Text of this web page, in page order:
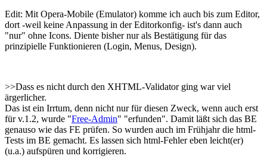
Edit: Mit Opera-Mobile (Emulator) komme ich auch bis zum Editor,
dort -weil keine Anpassung in der Editorkonfig- ist's dann auch
"nur" ohne Icons. Diente bisher nur als Bestätigung für das
prinzipielle Funktionieren (Login, Menus, Design).
>>Dass es nicht durch den XHTML-Validator ging war viel
ärgerlicher.
Das ist ein Irrtum, denn nicht nur für diesen Zweck, wenn auch erst
für v.1.2, wurde "Free-Admin" "erfunden". Damit läßt sich das BE
genauso wie das FE prüfen. So wurden auch im Frühjahr die html-
Tests im BE gemacht. Es lassen sich html-Fehler eben leicht(er)
(u.a.) aufspüren und korrigieren.